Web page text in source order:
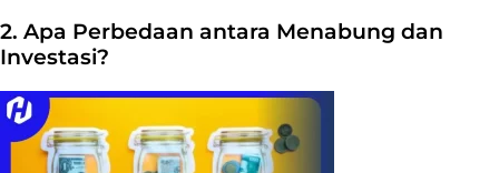
2. Apa Perbedaan antara Menabung dan
Investasi?